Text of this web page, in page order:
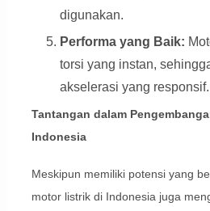
digunakan.
Performa yang Baik:
torsi yang instan,
akselerasi yang responsif.
Tantangan dalam
Indonesia
Meskipun memiliki potensi yang
motor listrik di Indonesia juga